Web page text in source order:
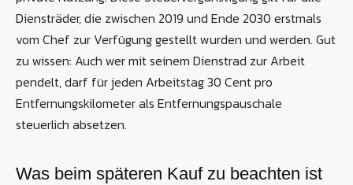
Diensträder, die zwischen 2019 und Ende 2030 erstmals
vom Chef zur Verfügung gestellt wurden und werden. Gut
zu wissen: Auch wer mit seinem Dienstrad zur Arbeit
pendelt, darf für jeden Arbeitstag 30 Cent pro
Entfernungskilometer als Entfernungspauschale
steuerlich absetzen.
Was beim späteren Kauf zu beachten ist